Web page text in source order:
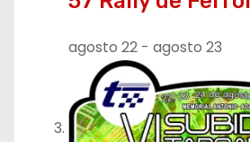
agosto 22 - agosto 23